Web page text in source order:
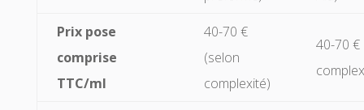
Prix pose
comprise
TTC/ml
40-70 €
(selon
complexité)
40-70 €